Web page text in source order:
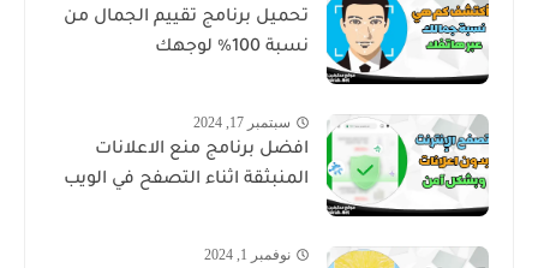
تحميل برنامج تقييم الجمال من
نسبة 100% لوجهك
سبتمبر 17, 2024
افضل برنامج منع الاعلانات
المنبثقة اثناء التصفح في الويب
نوفمبر 1, 2024